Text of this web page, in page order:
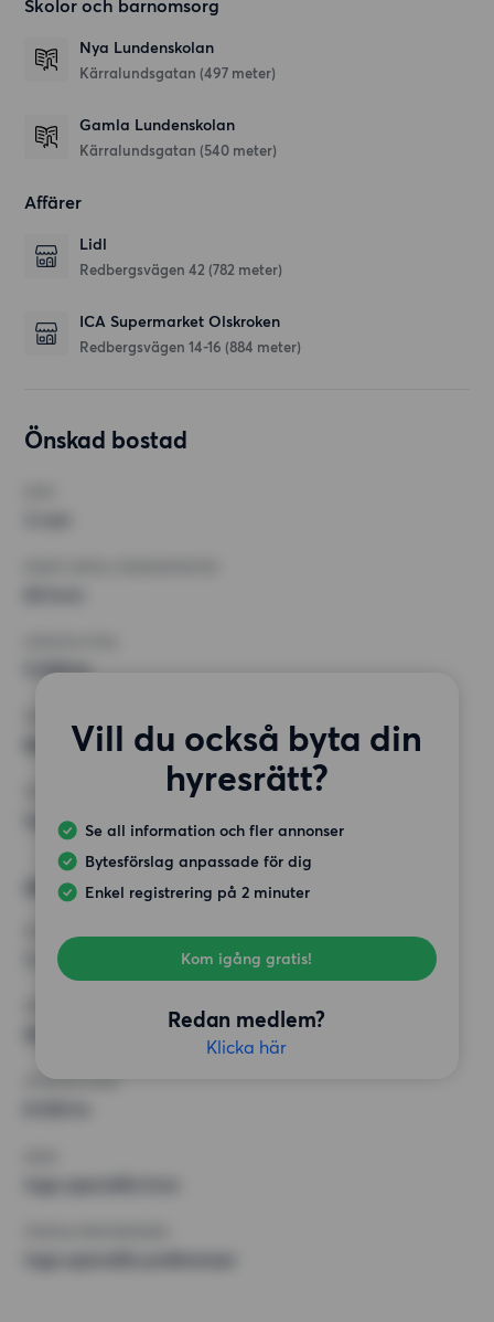
Skolor och barnomsorg
Nya Lundenskolan
Kärralundsgatan (497 meter)
Gamla Lundenskolan
Kärralundsgatan (540 meter)
Affärer
Lidl
Redbergsvägen 42 (782 meter)
ICA Supermarket Olskroken
Redbergsvägen 14-16 (884 meter)
Önskad bostad
Vill du också byta din
hyresrätt?
Se all information och fler annonser
Bytesförslag anpassade för dig
Enkel registrering på 2 minuter
Kom igång gratis!
Redan medlem?
Klicka här
9 500 kr
Balkong,
ÖVRIGA PREFERENSER
Inga speciella preferenser
Alternativt önskemål
3 rum
MINST ANTAL KVADRATMETER
HÖGSTA HYRA